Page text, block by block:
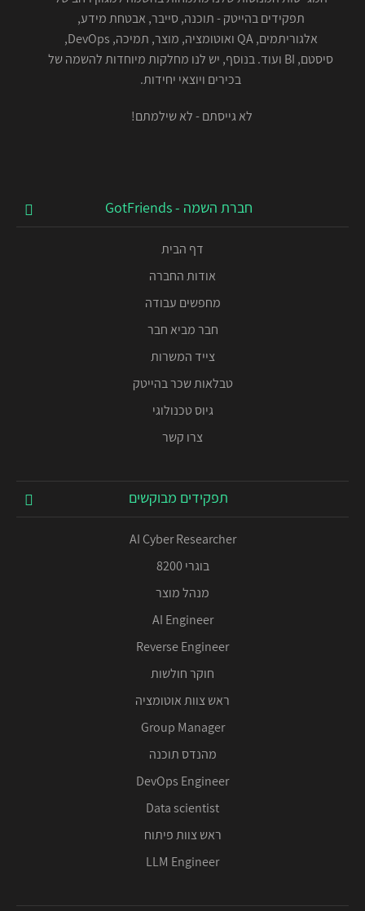
תפקידים בהייטק - תוכנה, סייבר, אבטחת מידע,
אלגוריתמים, QA ואוטומציה, מוצר, תמיכה, DevOps,
סיסטם, BI ועוד. בנוסף, יש לנו מחלקות מיוחדות להשמה של
בכירים ויוצאי יחידות.
לא גייסתם - לא שילמתם!
חברת השמה - GotFriends
דף הבית
אודות החברה
מחפשים עבודה
חבר מביא חבר
צייד המשרות
טבלאות שכר בהייטק
גיוס טכנולוגי
צרו קשר
תפקידים מבוקשים
AI Cyber Researcher
בוגרי 8200
מנהל מוצר
AI Engineer
Reverse Engineer
חוקר חולשות
ראש צוות אוטומציה
Group Manager
מהנדס תוכנה
DevOps Engineer
Data scientist
ראש צוות פיתוח
LLM Engineer